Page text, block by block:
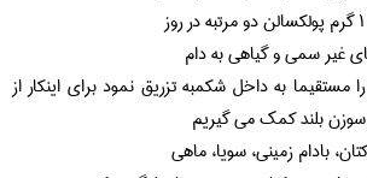
غیر سمی و گیاهی به دام
به داخل شکمبه تزریق نمود برای اینکار از
بلند کمک می گیریم
بادام زمینی، سویا، ماهی